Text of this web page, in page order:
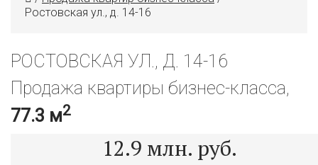
Ростовская ул., д. 14-16
РОСТОВСКАЯ УЛ., Д. 14-16
Продажа квартиры бизнес-класса,
77.3 м2
12.9 млн. руб.